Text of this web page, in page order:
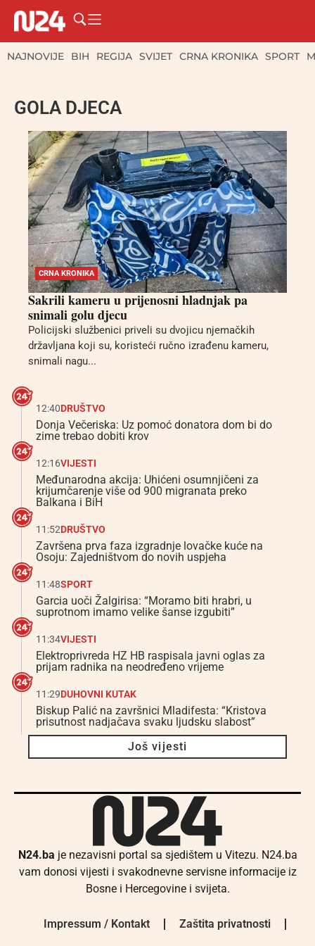
NAJNOVIJE BIH REGIJA SVIJET CRNA KRONIKA SPORT
GOLA DJECA
CRNA KRONIKA
Sakrili kameru u prijenosni hladnjak pa
snimali golu djecu
Policijski službenici priveli su dvojicu njemačkih
državljana koji su, koristeći ručno izrađenu kameru,
snimali nagu...
12:40DRUŠTVO
Donja Večeriska: Uz pomoć donatora dom bi do
zime trebao dobiti krov
12:16VIJESTI
Međunarodna akcija: Uhićeni osumnjičeni za
krijumčarenje više od 900 migranata preko
Balkana i BiH
11:52DRUŠTVO
Završena prva faza izgradnje lovačke kuće na
Osoju: Zajedništvom do novih uspjeha
11:48SPORT
Garcia uoči Žalgirisa: “Moramo biti hrabri, u
suprotnom imamo velike šanse izgubiti”
11:34VIJESTI
Elektroprivreda HZ HB raspisala javni oglas za
prijam radnika na neodređeno vrijeme
11:29DUHOVNI KUTAK
Biskup Palić na završnici Mladifesta: “Kristova
prisutnost nadjačava svaku ljudsku slabost”
Još vijesti
N24.ba je nezavisni portal sa sjedištem u Vitezu. N24.ba
vam donosi vijesti i svakodnevne servisne informacije iz
Bosne i Hercegovine i svijeta.
Impressum / Kontakt Zaštita privatnosti